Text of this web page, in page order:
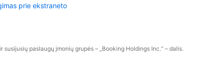
prie ekstraneto
paslaugų įmonių grupės – „Booking Holdings Inc.“ – dalis.